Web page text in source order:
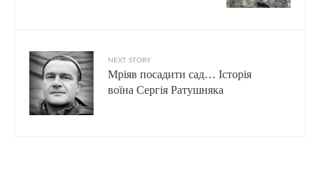
NEXT STORY
Мріяв посадити сад… Історія
воїна Сергія Ратушняка